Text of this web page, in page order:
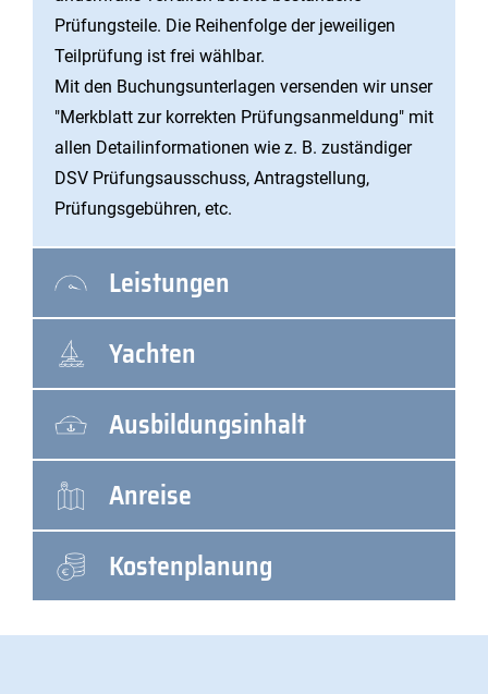
Prüfungsteile. Die Reihenfolge der jeweiligen
Teilprüfung ist frei wählbar.
Mit den Buchungsunterlagen versenden wir unser
"Merkblatt zur korrekten Prüfungsanmeldung" mit
allen Detailinformationen wie z. B. zuständiger
DSV Prüfungsausschuss, Antragstellung,
Prüfungsgebühren, etc.
Leistungen
Yachten
Ausbildungsinhalt
Anreise
Kostenplanung